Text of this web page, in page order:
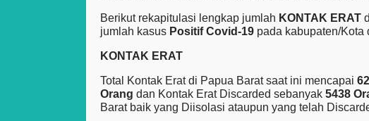
Berikut rekapitulasi lengkap jumlah KONTAK ERAT
jumlah kasus Positif Covid-19 pada kabupaten/Kota
KONTAK ERAT
Total Kontak Erat di Papua Barat saat ini mencapai
Orang dan Kontak Erat Discarded sebanyak 5438
Barat baik yang Diisolasi ataupun yang telah